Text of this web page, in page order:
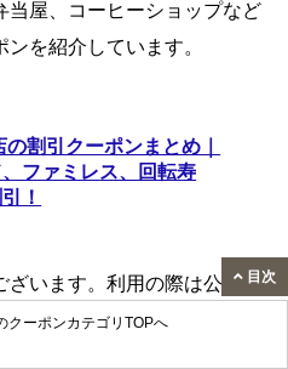
クーポンカテゴリTOPへ
当屋、コーヒーショップなど
を紹介しています。
の割引クーポンまとめ｜
ファミレス、回転寿
！
います。利用の際は公式サ目次